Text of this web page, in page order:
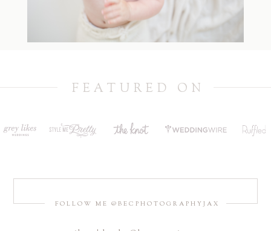
FEATURED ON
FOLLOW ME @BECPHOTOGRAPHYJAX